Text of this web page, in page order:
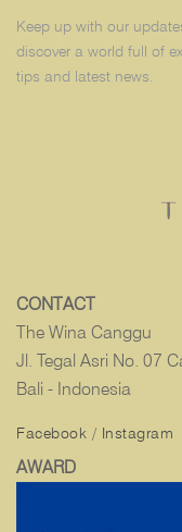
Keep up with our
discover a world full of
tips and latest news.
CONTACT
The Wina Canggu
Jl. Tegal Asri No. 07
Bali - Indonesia
Facebook / Instagram
AWARD